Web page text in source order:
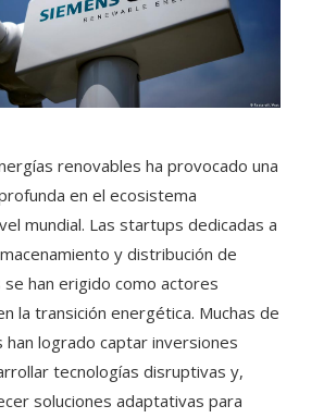
renovables ha provocado una
en el ecosistema
mundial. Las startups dedicadas a
y distribución de
se han erigido como actores
la transición energética. Muchas de
logrado captar inversiones
tecnologías disruptivas y,
soluciones adaptativas para